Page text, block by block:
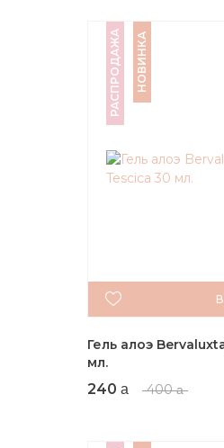
РАСПРОДАЖА НОВИНКА
Гель алоэ
мл.
240 400